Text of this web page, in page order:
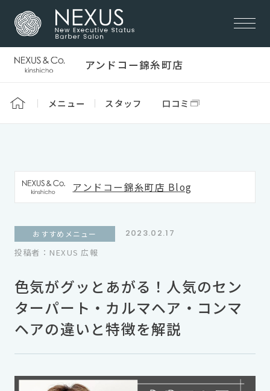
アンドコー錦糸町店 Blog
色気がグッとあがる！人気のセン
ターパート・カルマヘア・コンマ
ヘアの違いと特徴を解説
おすすめメニュー
2023.02.17
投稿者：NEXUS 広報
アンドコー錦糸町店
メニュー スタッフ 口コミ